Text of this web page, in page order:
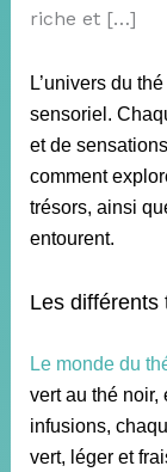
riche et […]
L’univers du
sensoriel.
et de
comment
trésors, ainsi
entourent.
Les différents
Le monde du
vert au thé noir,
infusions,
vert, léger et